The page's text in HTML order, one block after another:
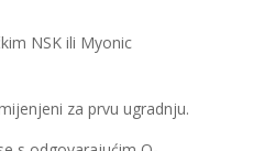
NSK ili Myonic
za prvu ugradnju.